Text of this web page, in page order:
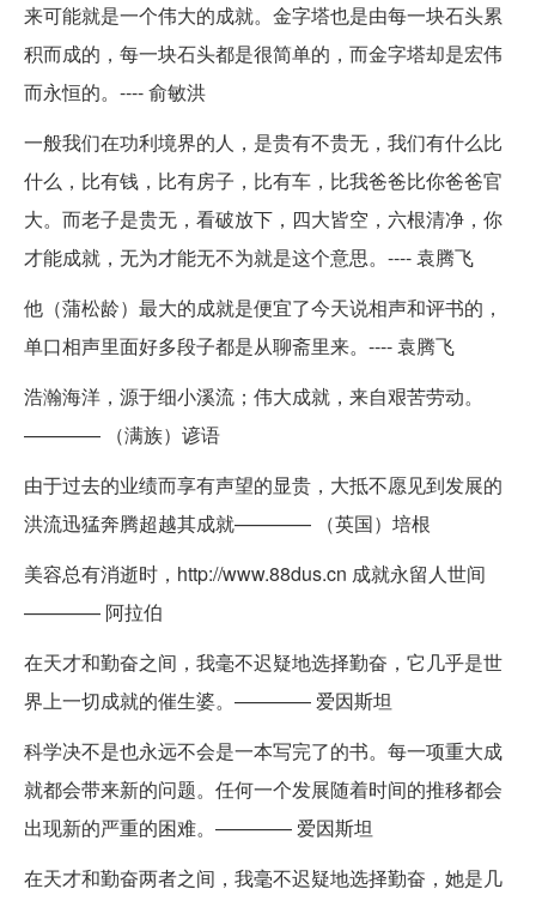
来可能就是一个伟大的成就。金字塔也是由每一块石头累
积而成的，每一块石头都是很简单的，而金字塔却是宏伟
而永恒的。---- 俞敏洪
一般我们在功利境界的人，是贵有不贵无，我们有什么比
什么，比有钱，比有房子，比有车，比我爸爸比你爸爸官
大。而老子是贵无，看破放下，四大皆空，六根清净，你
才能成就，无为才能无不为就是这个意思。---- 袁腾飞
他（蒲松龄）最大的成就是便宜了今天说相声和评书的，
单口相声里面好多段子都是从聊斋里来。---- 袁腾飞
浩瀚海洋，源于细小溪流；伟大成就，来自艰苦劳动。
———— （满族）谚语
由于过去的业绩而享有声望的显贵，大抵不愿见到发展的
洪流迅猛奔腾超越其成就———— （英国）培根
美容总有消逝时，http://www.88dus.cn 成就永留人世间
———— 阿拉伯
在天才和勤奋之间，我毫不迟疑地选择勤奋，它几乎是世
界上一切成就的催生婆。———— 爱因斯坦
科学决不是也永远不会是一本写完了的书。每一项重大成
就都会带来新的问题。任何一个发展随着时间的推移都会
出现新的严重的困难。———— 爱因斯坦
在天才和勤奋两者之间，我毫不迟疑地选择勤奋，她是几